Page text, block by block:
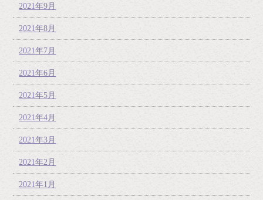
2021年9月
2021年8月
2021年7月
2021年6月
2021年5月
2021年4月
2021年3月
2021年2月
2021年1月